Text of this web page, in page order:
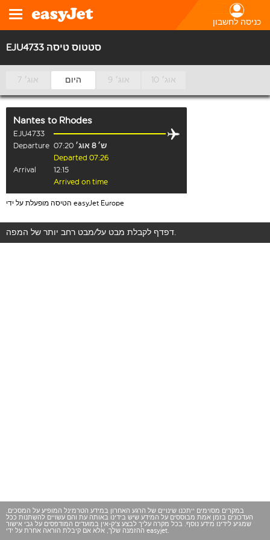
כניסה לחשבון
EJU4733 סטטוס טיסה
7 אוג׳ היום 9 אוג׳ 10 אוג׳
Nantes to Rhodes
EJU4733
Departure 07:20
ש׳ 8 אוג׳
Departed 07:26
Arrival
12:15
Arrived on time
הטיסה מופעלת על ידי easyJet Europe
דפדף לקבלת מבט על/מבט רחב יותר של המפה.
במקרים מסוימים ייתכנו שינויים של הרגע האחרון במידע הטרמינל המופיע על המסכים.
העדכונים בזמן אמת מבוססים על המידע שיש בידינו באותה עת והם עשויים להשתנות ככל
שמגיע לידינו מידע נוסף. בכל מקרה עליך לבצע צ'ק-אין במועדים המודפסים על גבי אישור
ההזמנה שלך, אלא אם קיבלת הוראה אחרת על ידי easyjet.